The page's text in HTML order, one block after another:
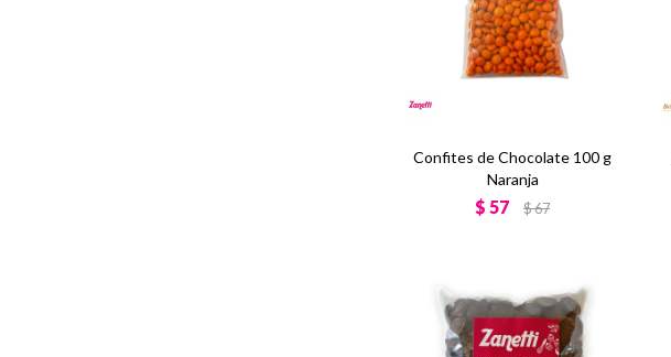
Confites de Chocolate 100 g
Naranja
$ 57 $67